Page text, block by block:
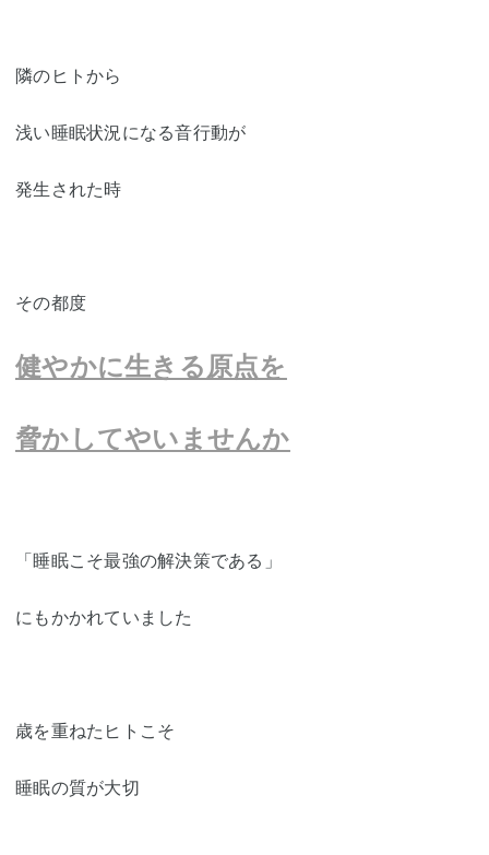
隣のヒトから
浅い睡眠状況になる音行動が
発生された時
その都度
健やかに生きる原点を
脅かしてやいませんか
「睡眠こそ最強の解決策である」
にもかかれていました
歳を重ねたヒトこそ
睡眠の質が大切